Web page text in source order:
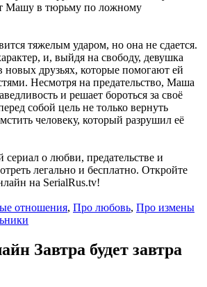
Машу в тюрьму по ложному
тяжелым ударом, но она не сдается.
и, выйдя на свободу, девушка
новых друзьях, которые помогают ей
Несмотря на предательство, Маша
и решает бороться за своё
собой цель не только вернуть
человеку, который разрушил её
о любви, предательстве и
легально и бесплатно. Откройте
на SerialRus.tv!
отношения, Про любовь, Про измены
Завтра будет завтра